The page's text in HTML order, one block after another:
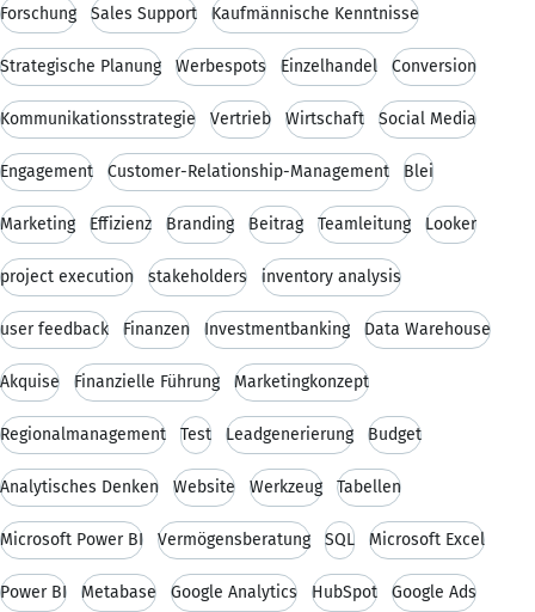
Forschung Sales Support Kaufmännische Kenntnisse
Strategische Planung Werbespots Einzelhandel Conversion
Kommunikationsstrategie Vertrieb Wirtschaft Social Media
Engagement Customer-Relationship-Management Blei
Marketing Effizienz Branding Beitrag Teamleitung Looker
project execution stakeholders inventory analysis
user feedback Finanzen Investmentbanking Data Warehouse
Akquise Finanzielle Führung Marketingkonzept
Regionalmanagement Test Leadgenerierung Budget
Analytisches Denken Website Werkzeug Tabellen
Microsoft Power BI Vermögensberatung SQL Microsoft Excel
Power BI Metabase Google Analytics HubSpot Google Ads